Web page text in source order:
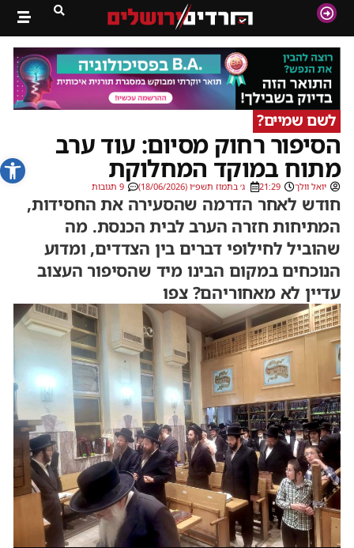
פתח
לשם שמיים?
הסיפור רחוק מסיום: עוד ערב
מתוח במוקד המחלוקת
יואל וולך 21:29 ג׳ בתמוז תשפ״ו (18/06/2026) 9 תגובות
חודש לאחר הדרמה שהסעירה את החסידות,
המתיחות חזרה הערב לבית הכנסת. מה
שהוביל לחילופי דברים בין הצדדים, ומדוע
הנוכחים במקום הבינו מיד שהסיפור העצוב
עדיין לא מאחוריהם? צפו